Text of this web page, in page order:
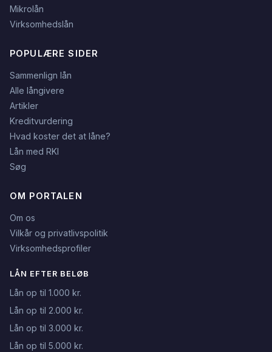
Mikrolån
Virksomhedslån
POPULÆRE SIDER
Sammenlign lån
Alle långivere
Artikler
Kreditvurdering
Hvad koster det at låne?
Lån med RKI
Søg
OM PORTALEN
Om os
Vilkår og privatlivspolitik
Virksomhedsprofiler
LÅN EFTER BELØB
Lån op til 1.000 kr.
Lån op til 2.000 kr.
Lån op til 3.000 kr.
Lån op til 5.000 kr.